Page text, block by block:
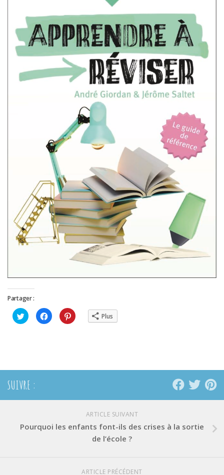
Partager :
Cliquez
pour
partager
Cliquez
pour
partager
Cliquez
pour Plus
SUIVRE :
ARTICLE SUIVANT
Pourquoi les enfants font-ils des crises à la sortie
de l’école ?
ARTICLE PRÉCÉDENT